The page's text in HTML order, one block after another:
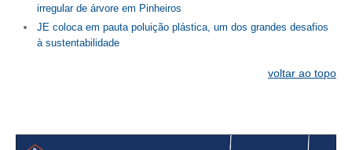
NÚCLEO JOVEM
irregular de árvore em Pinheiros
JE coloca em pauta poluição plástica, um dos grandes desafios
à sustentabilidade
voltar ao topo